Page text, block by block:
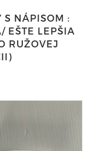
S NÁPISOM :
EŠTE LEPŠIA
RUŽOVEJ